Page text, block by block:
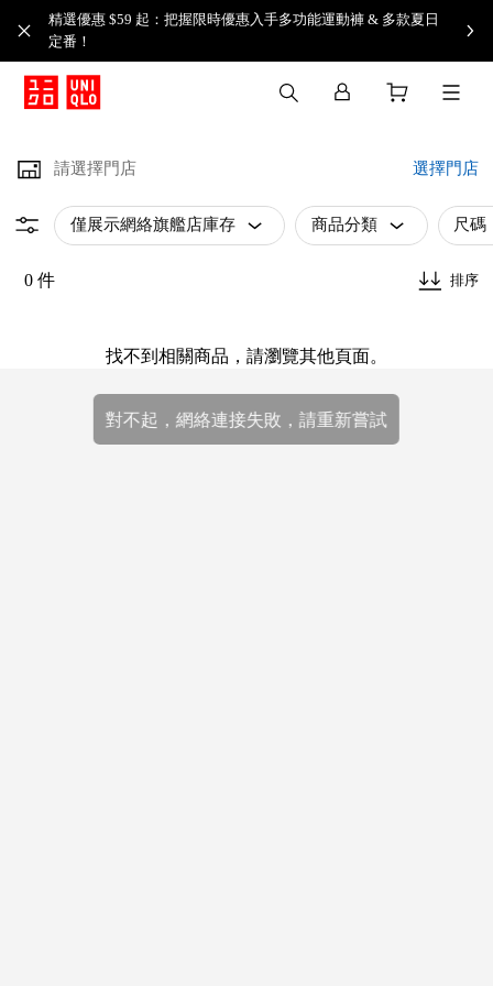
精選優惠 $59 起：把握限時優惠入手多功能運動褲 & 多款夏日
定番！​
請選擇門店 選擇門店
僅展示網絡旗艦店庫存 商品分類 尺碼
0 件 排序
找不到相關商品，請瀏覽其他頁面。
對不起，網絡連接失敗，請重新嘗試